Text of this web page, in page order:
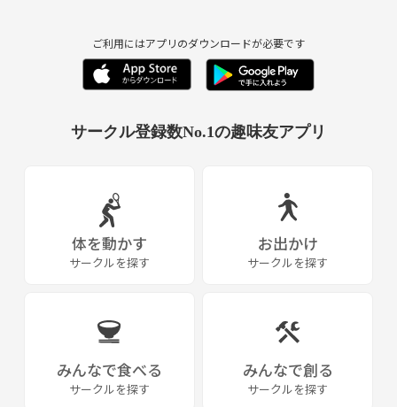
ご利用にはアプリのダウンロードが必要です
サークル登録数No.1の趣味友アプリ
体を動かす
サークルを探す
お出かけ
サークルを探す
みんなで食べる
サークルを探す
みんなで創る
サークルを探す